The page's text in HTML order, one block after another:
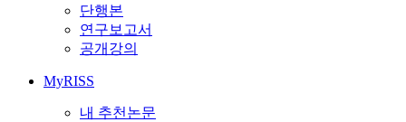
단행본
연구보고서
공개강의
MyRISS
내 추천논문